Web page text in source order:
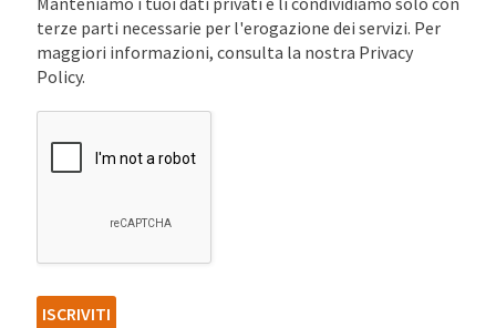
terze parti necessarie per l'erogazione dei servizi. Per
maggiori informazioni, consulta la nostra Privacy
Policy.